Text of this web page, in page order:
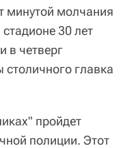
минутой молчания
30 лет
в четверг
столичного главка
пройдет
полиции. Этот